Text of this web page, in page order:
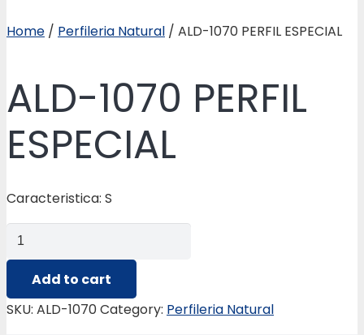
Home / Perfileria Natural / ALD-1070 PERFIL ESPECIAL
ALD-1070 PERFIL
ESPECIAL
Caracteristica: S
ALD-
1070
PERFIL
ESPECIAL
Add to cart
SKU: ALD-1070Category: Perfileria Natural